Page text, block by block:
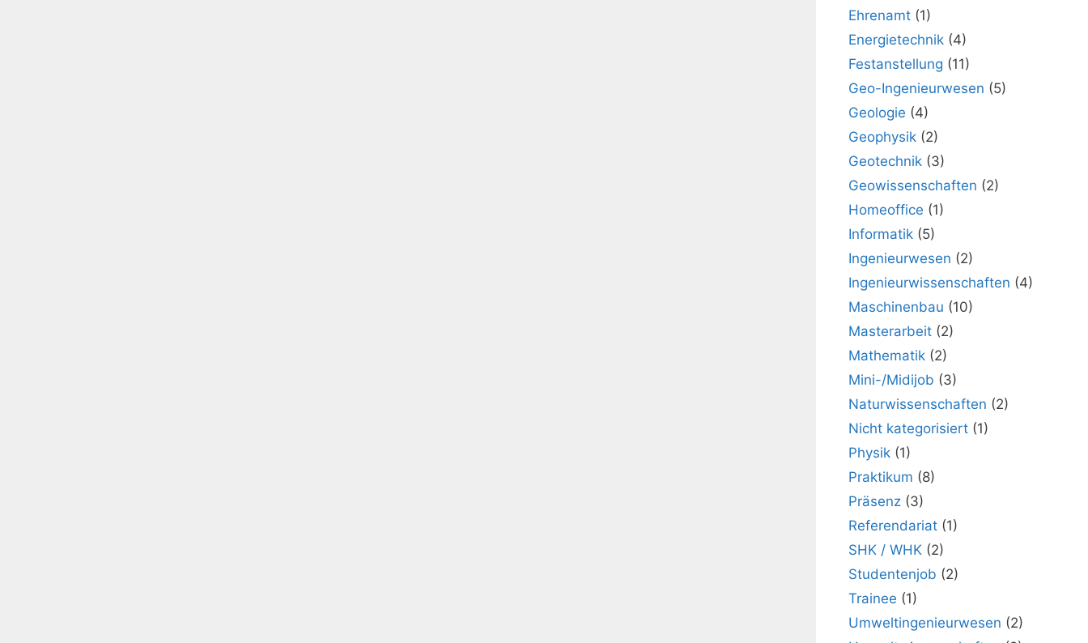
Ehrenamt (1)
Energietechnik (4)
Festanstellung (11)
Geo-Ingenieurwesen (5)
Geologie (4)
Geophysik (2)
Geotechnik (3)
Geowissenschaften (2)
Homeoffice (1)
Informatik (5)
Ingenieurwesen (2)
Ingenieurwissenschaften (4)
Maschinenbau (10)
Masterarbeit (2)
Mathematik (2)
Mini-/Midijob (3)
Naturwissenschaften (2)
Nicht kategorisiert (1)
Physik (1)
Praktikum (8)
Präsenz (3)
Referendariat (1)
SHK / WHK (2)
Studentenjob (2)
Trainee (1)
Umweltingenieurwesen (2)